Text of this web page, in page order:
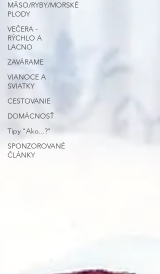
MÄSO/RYBY/MORSKÉ
PLODY
VEČERA -
RÝCHLO A
LACNO
ZAVÁRAME
VIANOCE A
SVIATKY
CESTOVANIE
DOMÁCNOSŤ
Tipy "Ako...?"
SPONZOROVANÉ
ČLÁNKY